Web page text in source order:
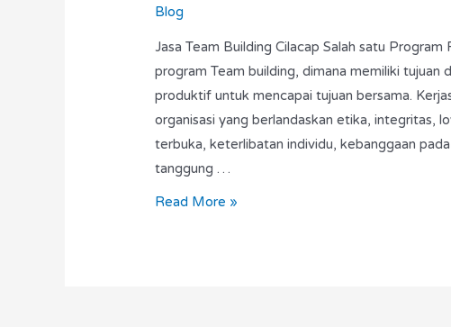
Blog
Jasa Team Building Cilacap Salah satu
program Team building, dimana memiliki tujuan
produktif untuk mencapai tujuan bersama.
organisasi yang berlandaskan etika, integritas,
terbuka, keterlibatan individu, kebanggaan
tanggung …
Read More »